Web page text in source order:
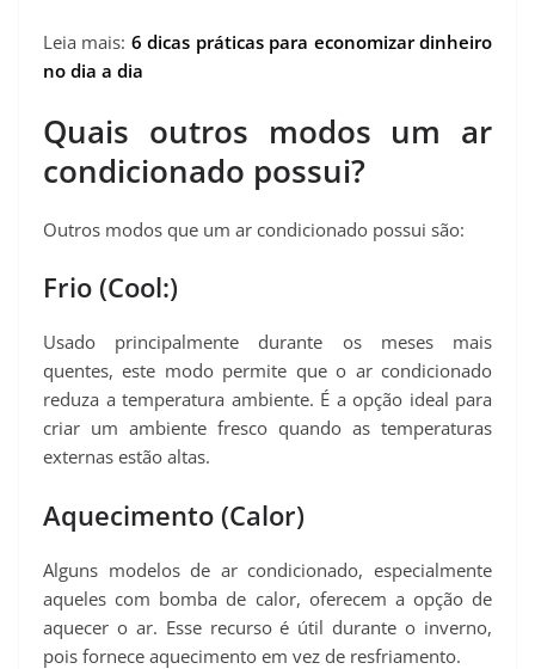
Leia mais: 6 dicas práticas para economizar dinheiro
no dia a dia
Quais outros modos um ar
condicionado possui?
Outros modos que um ar condicionado possui são:
Frio (Cool:)
Usado principalmente durante os meses mais
quentes, este modo permite que o ar condicionado
reduza a temperatura ambiente. É a opção ideal para
criar um ambiente fresco quando as temperaturas
externas estão altas.
Aquecimento (Calor)
Alguns modelos de ar condicionado, especialmente
aqueles com bomba de calor, oferecem a opção de
aquecer o ar. Esse recurso é útil durante o inverno,
pois fornece aquecimento em vez de resfriamento.